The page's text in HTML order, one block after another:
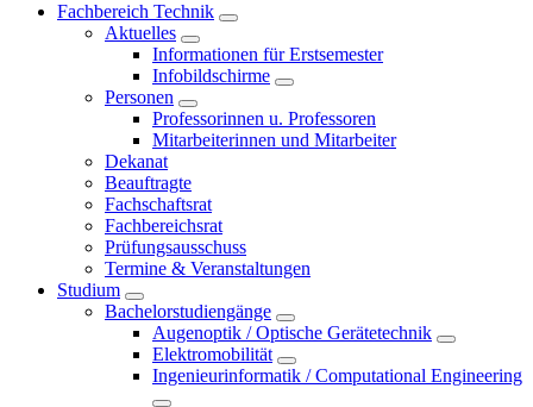
Fachbereich Technik
Aktuelles
Informationen für Erstsemester
Infobildschirme
Personen
Professorinnen u. Professoren
Mitarbeiterinnen und Mitarbeiter
Dekanat
Beauftragte
Fachschaftsrat
Fachbereichsrat
Prüfungsausschuss
Termine & Veranstaltungen
Studium
Bachelorstudiengänge
Augenoptik / Optische Gerätetechnik
Elektromobilität
Ingenieurinformatik / Computational Engineering